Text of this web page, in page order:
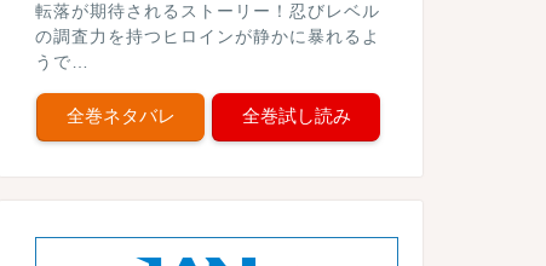
転落が期待されるストーリー！忍びレベル
の調査力を持つヒロインが静かに暴れるよ
うで…
全巻ネタバレ 全巻試し読み